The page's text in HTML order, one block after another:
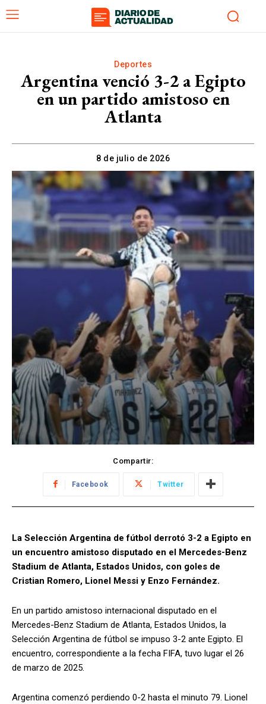
Deportes
Argentina venció 3-2 a Egipto
en un partido amistoso en
Atlanta
8 de julio de 2026
Compartir:
Facebook Twitter
La Selección Argentina de fútbol derrotó 3-2 a Egipto en
un encuentro amistoso disputado en el Mercedes-Benz
Stadium de Atlanta, Estados Unidos, con goles de
Cristian Romero, Lionel Messi y Enzo Fernández.
En un partido amistoso internacional disputado en el
Mercedes-Benz Stadium de Atlanta, Estados Unidos, la
Selección Argentina de fútbol se impuso 3-2 ante Egipto. El
encuentro, correspondiente a la fecha FIFA, tuvo lugar el 26
de marzo de 2025.
Argentina comenzó perdiendo 0-2 hasta el minuto 79. Lionel